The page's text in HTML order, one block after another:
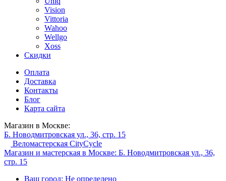
Vision
Vittoria
Wahoo
Wellgo
Xoss
Скидки
Оплата
Доставка
Контакты
Блог
Карта сайта
Магазин в Москве:
Б. Новодмитровская ул., 36, стр. 15
Веломастерская CityCycle
Магазин и мастерская в Москве: Б. Новодмитровская ул., 36,
стр. 15
Ваш город: Не определено